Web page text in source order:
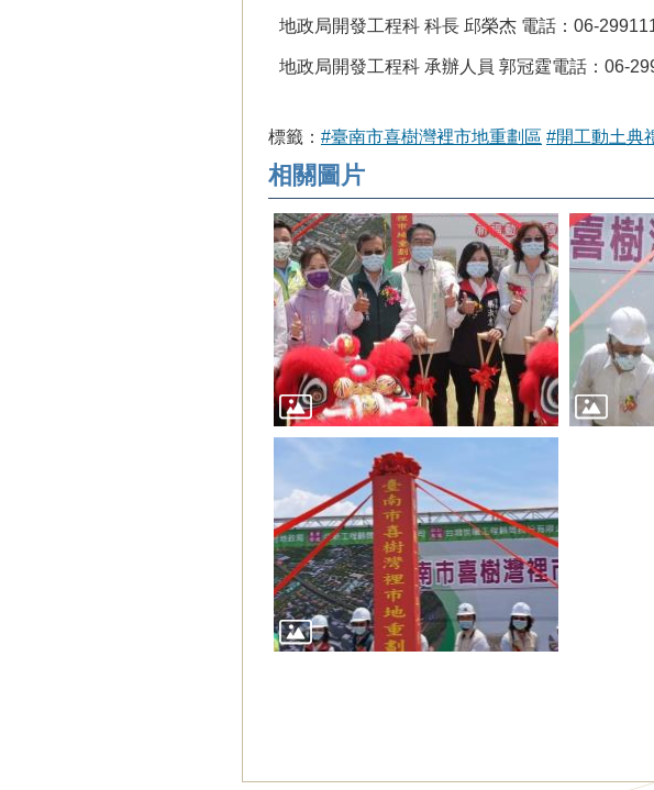
地政局開發工程科 科長 邱榮杰 電話：06-
地政局開發工程科 承辦人員 郭冠霆電話：06-
標籤： #臺南市喜樹灣裡市地重劃區 #開工動土典
相關圖片